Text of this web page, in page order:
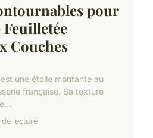
pour
Couches
une étoile montante au
française. Sa texture
de lecture